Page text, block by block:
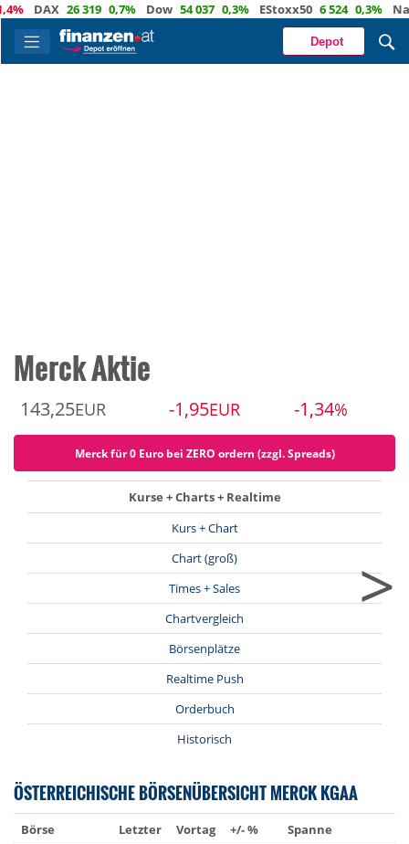
DAX 26 319 0,7% Dow 54 037 0,3% EStoxx50 6 524 0,3%
Depot
Merck Aktie
143,25EUR -1,95EUR -1,34%
Merck für 0 Euro bei ZERO ordern (zzgl. Spreads)
Kurse + Charts + Realtime
Kurs + Chart
Chart (groß)
Times + Sales
Chartvergleich
Börsenplätze
Realtime Push
Orderbuch
Historisch
>
ÖSTERREICHISCHE BÖRSENÜBERSICHT MERCK KGAA
Börse Letzter Vortag +/- %
Spanne